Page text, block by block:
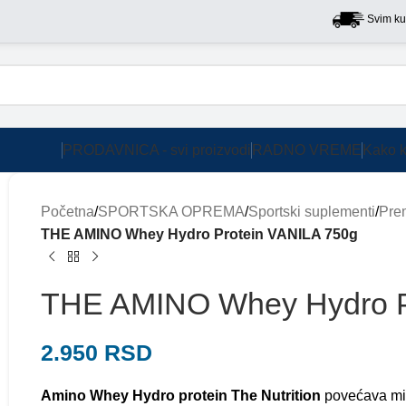
Svim
PRODAVNICA - svi proizvodi RADNO VREME Kako
Početna/SPORTSKA OPREMA/Sportski suplementi/
THE AMINO Whey Hydro Protein VANILA 750g
THE AMINO Whey Hydro
2.950 RSD
Amino Whey Hydro protein The Nutrition povećava